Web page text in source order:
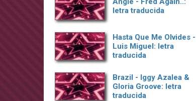
letra traducida
Hasta Que Me Olvides -
Luis Miguel: letra
traducida
Brazil - Iggy Azalea &
Gloria Groove: letra
traducida